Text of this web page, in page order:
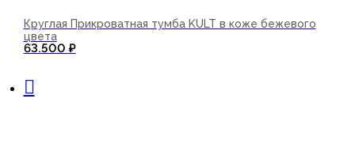
Круглая Прикроватная тумба KULT в коже бежевого
цвета
63.500 ₽